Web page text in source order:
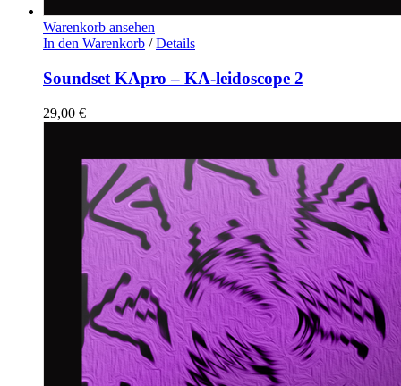
Warenkorb ansehen
In den Warenkorb / Details
Soundset KApro – KA-leidoscope 2
29,00 €